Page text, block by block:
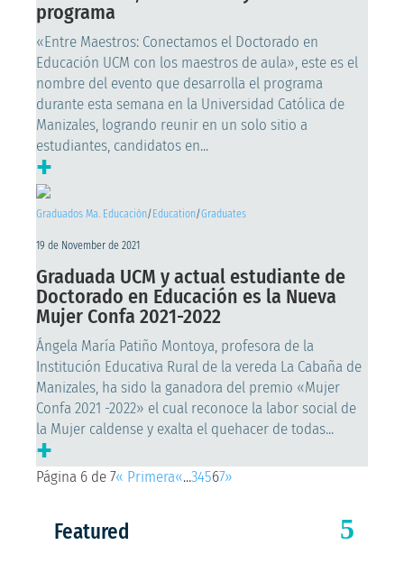
programa
«Entre Maestros: Conectamos el Doctorado en
Educación UCM con los maestros de aula», este es el
nombre del evento que desarrolla el programa
durante esta semana en la Universidad Católica de
Manizales, logrando reunir en un solo sitio a
estudiantes, candidatos en...
+
Graduados Ma. Educación/ Education/Graduates
19 de November de 2021
Graduada UCM y actual estudiante de
Doctorado en Educación es la Nueva
Mujer Confa 2021-2022
Ángela María Patiño Montoya, profesora de la
Institución Educativa Rural de la vereda La Cabaña de
Manizales, ha sido la ganadora del premio «Mujer
Confa 2021 -2022» el cual reconoce la labor social de
la Mujer caldense y exalta el quehacer de todas...
+
Página 6 de 7« Primera«...34567»
Featured